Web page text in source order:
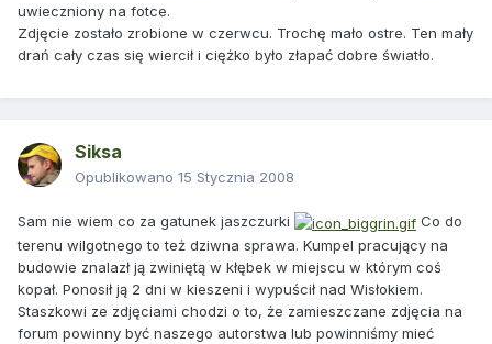
uwieczniony na fotce.
Zdjęcie zostało zrobione w czerwcu. Trochę mało ostre. Ten mały
drań cały czas się wiercił i ciężko było złapać dobre światło.
Siksa
Opublikowano 15 Stycznia 2008
Sam nie wiem co za gatunek jaszczurki
Co do
terenu wilgotnego to też dziwna sprawa. Kumpel pracujący na
budowie znalazł ją zwiniętą w kłębek w miejscu w którym coś
kopał. Ponosił ją 2 dni w kieszeni i wypuścił nad Wisłokiem.
Staszkowi ze zdjęciami chodzi o to, że zamieszczane zdjęcia na
forum powinny być naszego autorstwa lub powinniśmy mieć